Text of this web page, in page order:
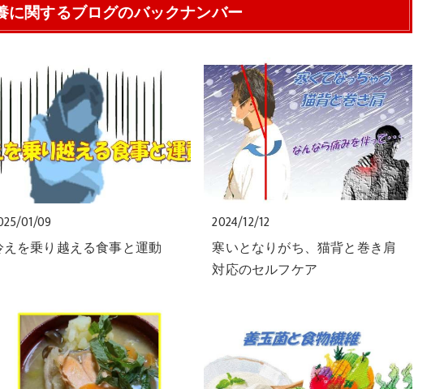
に関するブログのバックナンバー
01/09
えを乗り越える食事と運動
2024/12/12
寒いとなりがち、猫背と巻き肩
対応のセルフケア